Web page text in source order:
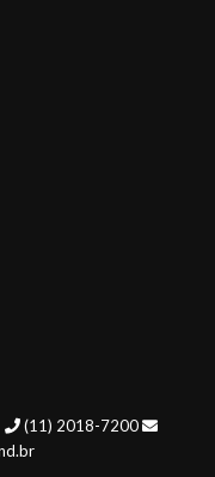
(11) 2018-7200